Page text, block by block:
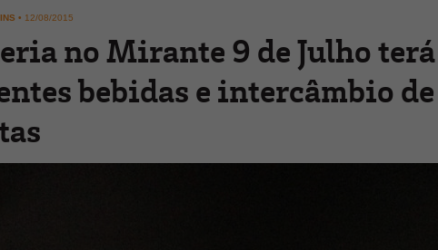
• 12/08/2015
no Mirante 9 de Julho terá
bebidas e intercâmbio de